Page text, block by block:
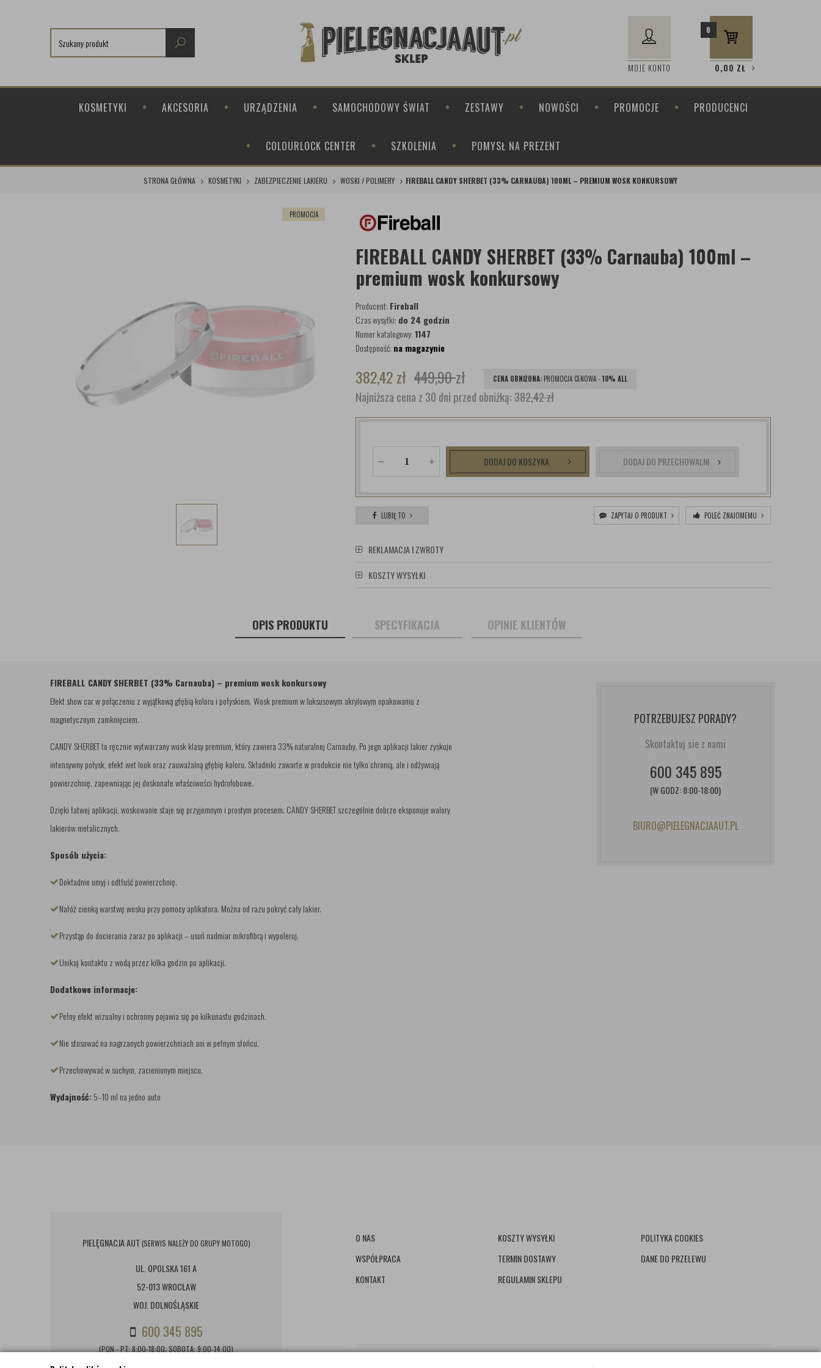
MOJE KONTO
0
0,00 ZŁ
KOSMETYKI AKCESORIA URZĄDZENIA SAMOCHODOWY ŚWIAT ZESTAWY NOWOŚCI PROMOCJE PRODUCENCI
COLOURLOCK CENTER SZKOLENIA POMYSŁ NA PREZENT
STRONA GŁÓWNA KOSMETYKI ZABEZPIECZENIE LAKIERU WOSKI / POLIMERY FIREBALL CANDY SHERBET (33% CARNAUBA) 100ML – PREMIUM WOSK KONKURSOWY
PROMOCJA
FIREBALL CANDY SHERBET (33% Carnauba) 100ml –
premium wosk konkursowy
Producent: Fireball
Czas wysyłki: do 24 godzin
Numer katalogowy:1147
Dostępność: na magazynie
382,42zł 449,90zł CENA OBNIŻONA: PROMOCJA CENOWA -10% ALL
Najniższa cena z 30 dni przed obniżką:382,42 zł
DODAJ DO KOSZYKA DODAJ DO PRZECHOWALNI
LUBIĘ TO ZAPYTAJ O PRODUKT POLEĆ ZNAJOMEMU
REKLAMACJA I ZWROTY
KOSZTY WYSYŁKI
OPIS PRODUKTU SPECYFIKACJA OPINIE KLIENTÓW
FIREBALL CANDY SHERBET (33% Carnauba) – premium wosk konkursowy
Efekt show car w połączeniu z wyjątkową głębią koloru i połyskiem. Wosk premium w luksusowym akrylowym opakowaniu z
magnetycznym zamknięciem.
CANDY SHERBET to ręcznie wytwarzany wosk klasy premium, który zawiera 33% naturalnej Carnauby. Po jego aplikacji lakier zyskuje
intensywny połysk, efekt wet look oraz zauważalną głębię koloru. Składniki zawarte w produkcie nie tylko chronią, ale i odżywiają
powierzchnię, zapewniając jej doskonałe właściwości hydrofobowe.
Dzięki łatwej aplikacji, woskowanie staje się przyjemnym i prostym procesem. CANDY SHERBET szczególnie dobrze eksponuje walory
lakierów metalicznych.
Sposób użycia:
Dokładnie umyj i odtłuść powierzchnię.
Nałóż cienką warstwę wosku przy pomocy aplikatora. Można od razu pokryć cały lakier.
Przystąp do docierania zaraz po aplikacji – usuń nadmiar mikrofibrą i wypoleruj.
Unikaj kontaktu z wodą przez kilka godzin po aplikacji.
Dodatkowe informacje:
Pełny efekt wizualny i ochronny pojawia się po kilkunastu godzinach.
Nie stosować na nagrzanych powierzchniach ani w pełnym słońcu.
Przechowywać w suchym, zacienionym miejscu.
Wydajność:5–10 ml na jedno auto
POTRZEBUJESZ PORADY?
Skontaktuj sie z nami
600 345 895
(W GODZ: 8:00-18:00)
BIURO@PIELEGNACJAAUT.PL
PIELĘGNACJA AUT (SERWIS NALEŻY DO GRUPY MOTOGO)
UL. OPOLSKA 161 A
52-013 WROCŁAW
WOJ. DOLNOŚLĄSKIE
600 345 895
(PON - PT: 8:00-18:00; SOBOTA: 9:00-14:00)
O NAS
WSPÓŁPRACA
KONTAKT
KOSZTY WYSYŁKI
TERMIN DOSTAWY
REGULAMIN SKLEPU
POLITYKA COOKIES
DANE DO PRZELEWU